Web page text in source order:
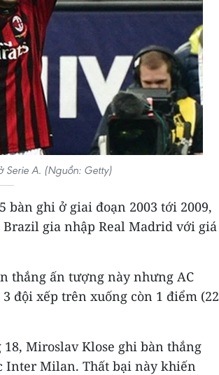
Serie A. (Nguồn: Getty)
bàn ghi ở giai đoạn 2003 tới 2009,
gia nhập Real Madrid với giá
thắng ấn tượng này nhưng AC
đội xếp trên xuống còn 1 điểm (22
Miroslav Klose ghi bàn thắng
Inter Milan. Thất bại này khiến